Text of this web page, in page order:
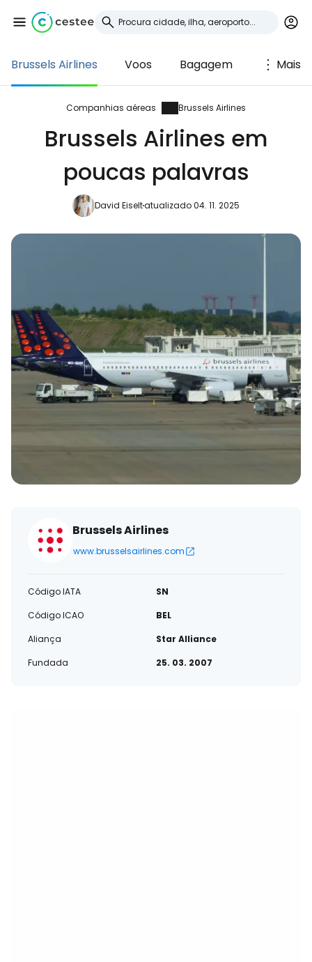
Brussels Airlines Voos Bagagem Mais
Companhias aéreas Brussels Airlines
Brussels Airlines em
poucas palavras
David Eiseltatualizado 04. 11. 2025
Brussels Airlines
www.brusselsairlines.com
Código IATA
SN
Código ICAO
BEL
Aliança
Star Alliance
Fundada
25. 03. 2007
Iniciar sessão no
Cestee
... a comunidade mundial de viajantes
Continuar com o Google
Continuar com o correio
eletrónico